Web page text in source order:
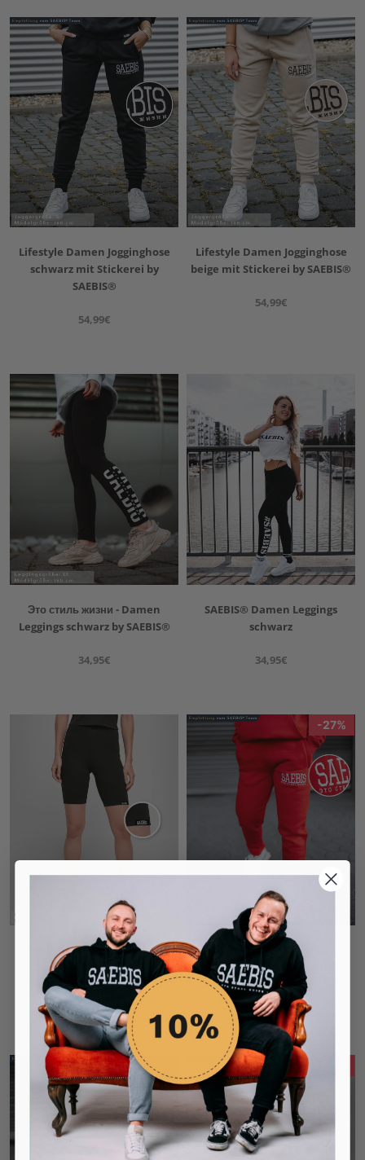
Lifestyle Damen Jogginghose
schwarz mit Stickerei by
SAEBIS®
54,99€
Lifestyle Damen Jogginghose
beige mit Stickerei by SAEBIS®
54,99€
Это стиль жизни - Damen
Leggings schwarz by SAEBIS®
34,95€
SAEBIS® Damen Leggings
schwarz
34,95€
SAEBIS® Damen Radlerhose
schwarz
29,99€
27%
Lifestyle Damen Jogginghose
rot mit Stickerei by SAEBIS®
39,99€ 54,99€
Du sparst: 15,00€